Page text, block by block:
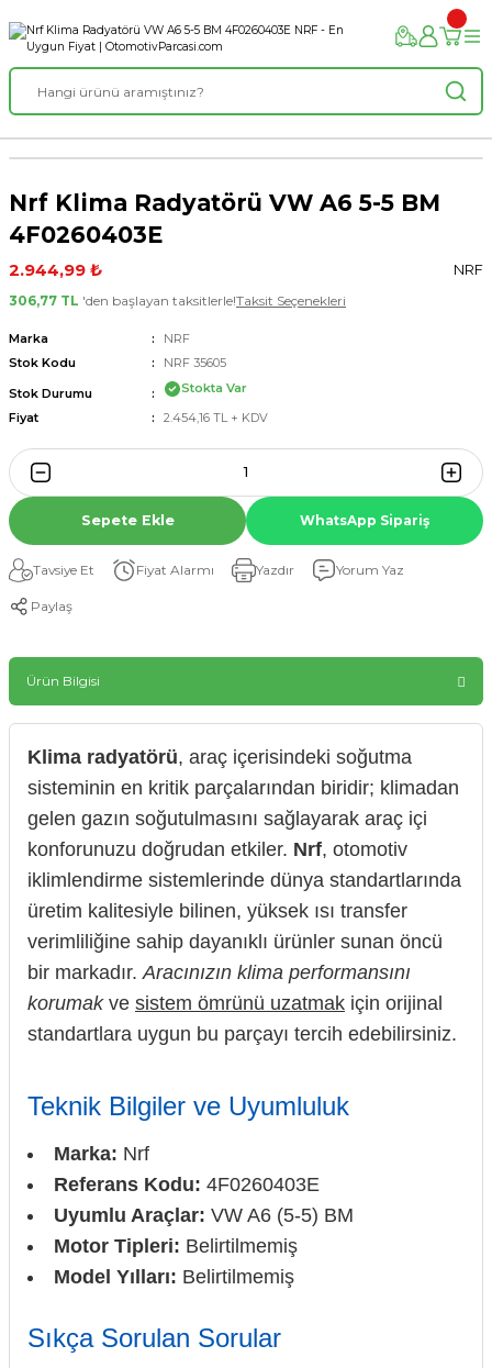
Nrf Klima Radyatörü VW A6 5-5 BM
4F0260403E
2.944,99 ₺
NRF
306,77 TL 'den başlayan taksitlerle!Taksit Seçenekleri
Marka
NRF
Stok Kodu
NRF 35605
Stok Durumu
Stokta Var
Fiyat
2.454,16 TL + KDV
Sepete Ekle WhatsApp Sipariş
Tavsiye Et Fiyat Alarmı Yazdır Yorum Yaz
Paylaş
Ürün Bilgisi
Klima radyatörü, araç içerisindeki soğutma
sisteminin en kritik parçalarından biridir; klimadan
gelen gazın soğutulmasını sağlayarak araç içi
konforunuzu doğrudan etkiler. Nrf, otomotiv
iklimlendirme sistemlerinde dünya standartlarında
üretim kalitesiyle bilinen, yüksek ısı transfer
verimliliğine sahip dayanıklı ürünler sunan öncü
bir markadır. Aracınızın klima performansını
korumakve sistem ömrünü uzatmak için orijinal
standartlara uygun bu parçayı tercih edebilirsiniz.
Teknik Bilgiler ve Uyumluluk
Marka: Nrf
Referans Kodu: 4F0260403E
Uyumlu Araçlar: VW A6 (5-5) BM
Motor Tipleri: Belirtilmemiş
Model Yılları: Belirtilmemiş
Sıkça Sorulan Sorular